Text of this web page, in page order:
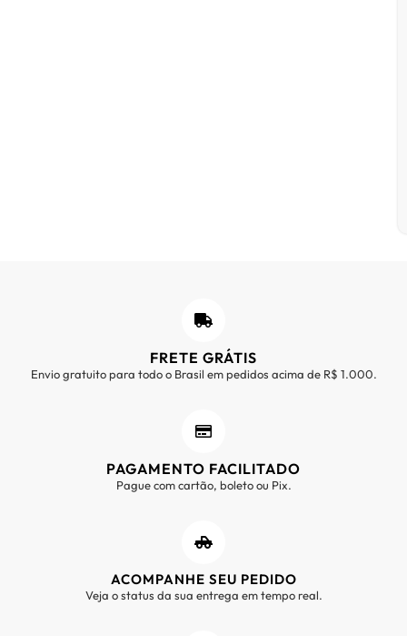
FRETE GRÁTIS
Envio gratuito para todo o Brasil em pedidos acima de R$ 1.000.
PAGAMENTO FACILITADO
Pague com cartão, boleto ou Pix.
ACOMPANHE SEU PEDIDO
Veja o status da sua entrega em tempo real.